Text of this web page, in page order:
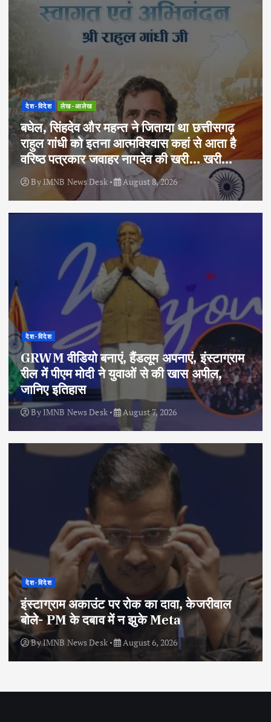
देश-विदेश लेख-आलेख
बघेल, सिंहदेव और महन्त ने जिताया था छत्तीसगढ़
राहुल गांधी को इतना आत्मविश्वास कहां से आता है
वरिष्ठ पत्रकार जवाहर नागदेव की खरी… खरी…
By IMNB News Desk August 8, 2026
देश-विदेश
GRWM वीडियो बनाएं, हैंडलूम अपनाएं, इंस्टाग्राम
रील में पीएम मोदी ने युवाओं से की खास अपील,
जानिए इतिहास
By IMNB News Desk August 7, 2026
देश-विदेश
इंस्टाग्राम अकाउंट पर रोक का दावा, केजरीवाल
बोले- PM के दबाव में न झुके Meta
ByIMNB News Desk August 6, 2026